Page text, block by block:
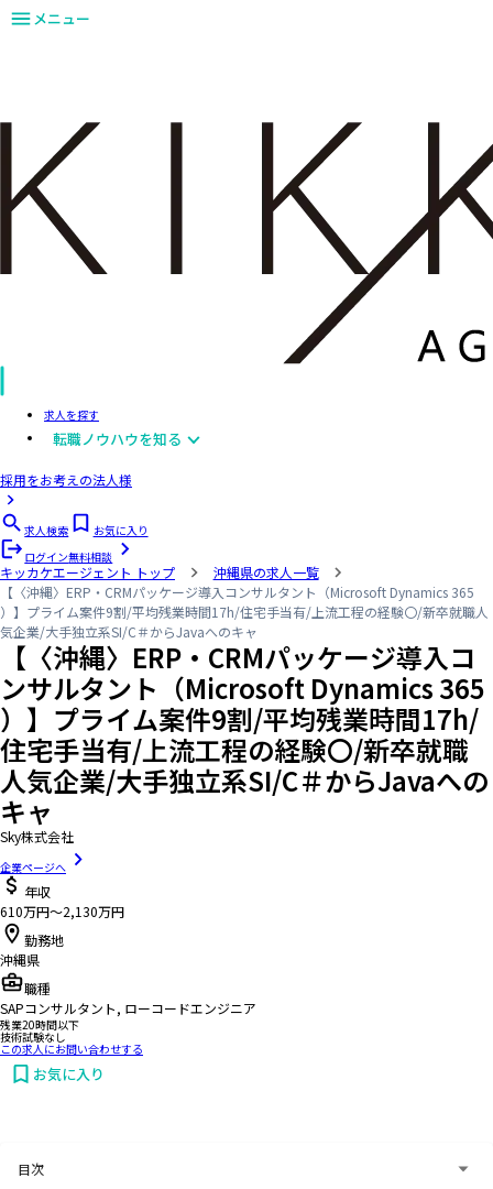
メニュー
求人を探す
転職ノウハウを知る
採用をお考えの法人様
求人検索
お気に入り
ログイン無料相談
キッカケエージェント トップ
沖縄県の求人一覧
【〈沖縄〉ERP・CRMパッケージ導入コンサルタント（Microsoft Dynamics 365
）】プライム案件9割/平均残業時間17h/住宅手当有/上流工程の経験〇/新卒就職人
気企業/大手独立系SI/C＃からJavaへのキャ
【〈沖縄〉ERP・CRMパッケージ導入コ
ンサルタント（Microsoft Dynamics 365
）】プライム案件9割/平均残業時間17h/
住宅手当有/上流工程の経験〇/新卒就職
人気企業/大手独立系SI/C＃からJavaへの
キャ
Sky株式会社
企業ページへ
年収
610万円〜2,130万円
勤務地
沖縄県
職種
SAPコンサルタント, ローコードエンジニア
残業20時間以下
技術試験なし
この求人にお問い合わせする
お気に入り
目次